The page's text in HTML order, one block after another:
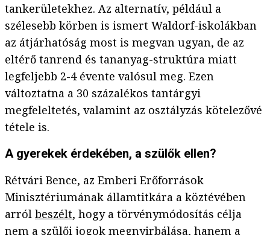
tankerületekhez. Az alternatív, például a
szélesebb körben is ismert Waldorf-iskolákban
az átjárhatóság most is megvan ugyan, de az
eltérő tanrend és tananyag-struktúra miatt
legfeljebb 2-4 évente valósul meg. Ezen
változtatna a 30 százalékos tantárgyi
megfeleltetés, valamint az osztályzás kötelezővé
tétele is.
A gyerekek érdekében, a szülők ellen?
Rétvári Bence, az Emberi Erőforrások
Minisztériumának államtitkára a köztévében
arról beszélt, hogy a törvénymódosítás célja
nem a szülői jogok megnyirbálása, hanem a